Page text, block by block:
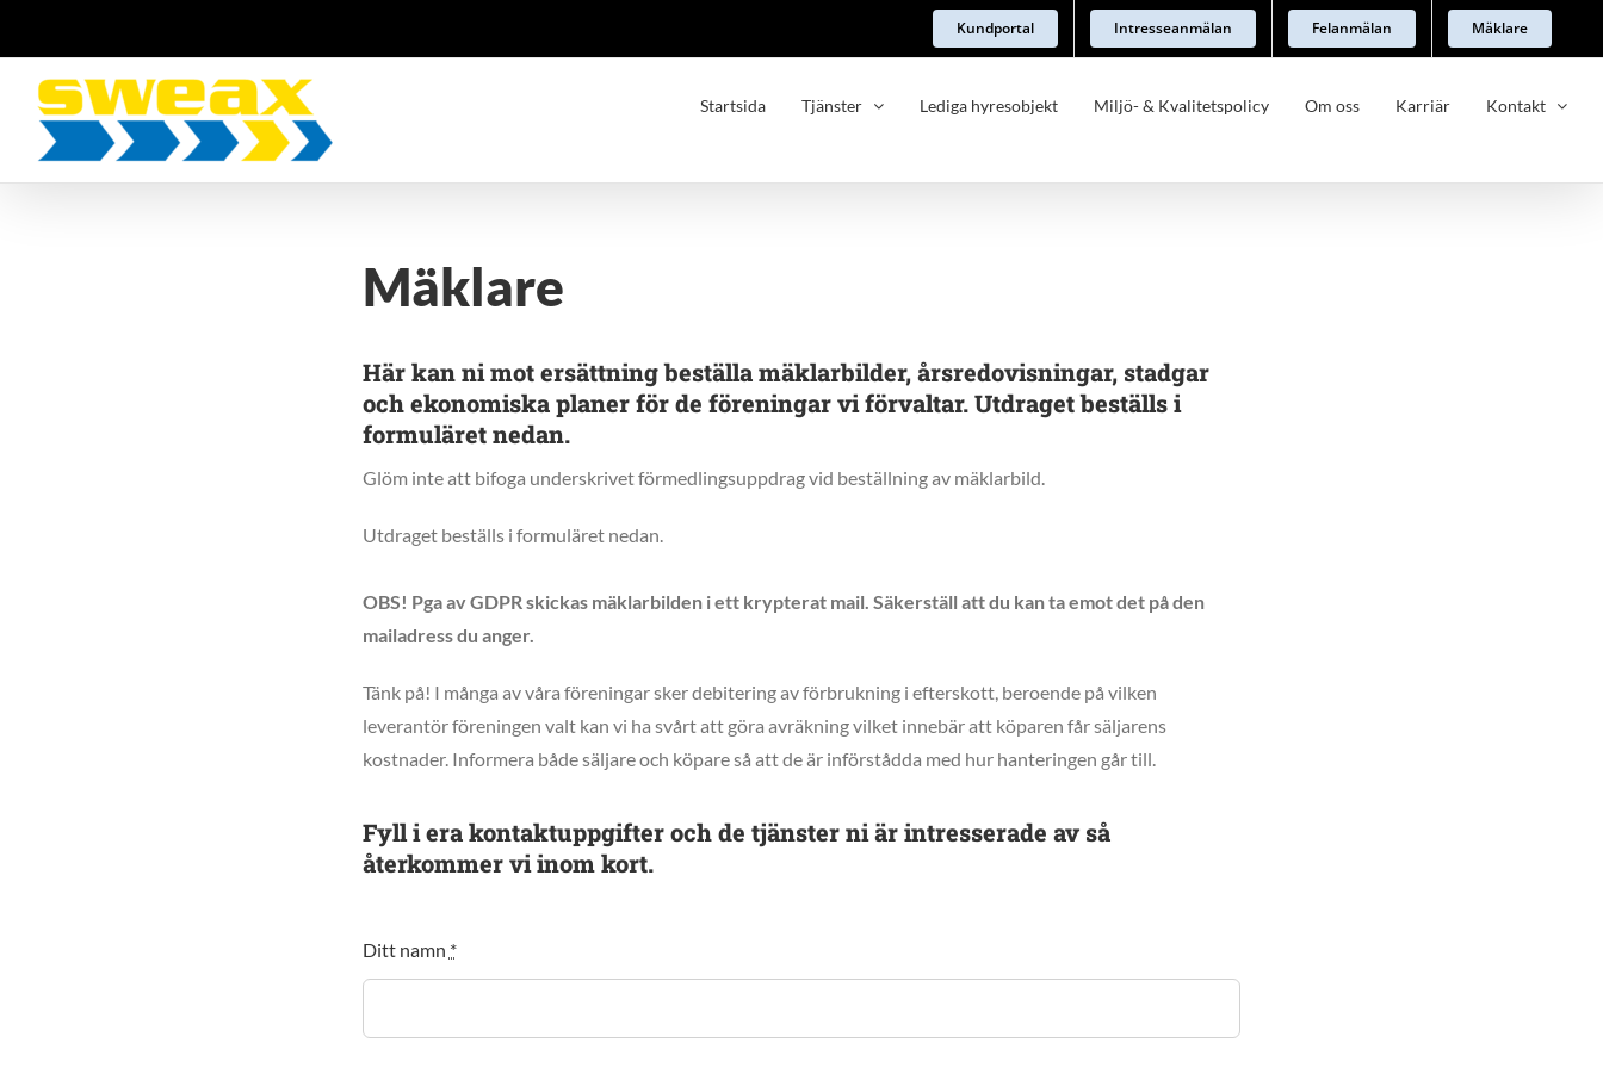
innehållet
Kundportal Intresseanmälan Felanmälan Mäklare
Startsida Tjänster Lediga hyresobjekt Miljö- & Kvalitetspolicy Om oss Karriär Kontakt
Mäklare
Här kan ni mot ersättning beställa mäklarbilder, årsredovisningar, stadgar
och ekonomiska planer för de föreningar vi förvaltar. Utdraget beställs i
formuläret nedan.
Glöm inte att bifoga underskrivet förmedlingsuppdrag vid beställning av mäklarbild.
Utdraget beställs i formuläret nedan.
OBS! Pga av GDPR skickas mäklarbilden i ett krypterat mail. Säkerställ att du kan ta emot det på den
mailadress du anger.
Tänk på! I många av våra föreningar sker debitering av förbrukning i efterskott, beroende på vilken
leverantör föreningen valt kan vi ha svårt att göra avräkning vilket innebär att köparen får säljarens
kostnader. Informera både säljare och köpare så att de är införstådda med hur hanteringen går till.
Fyll i era kontaktuppgifter och de tjänster ni är intresserade av så
återkommer vi inom kort.
Ditt namn *